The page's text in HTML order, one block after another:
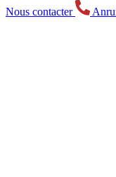
Nous contacter